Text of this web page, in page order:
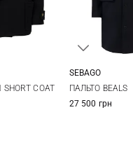
COAT
SEBAGO
ПАЛЬТО BEALS
27 500 грн